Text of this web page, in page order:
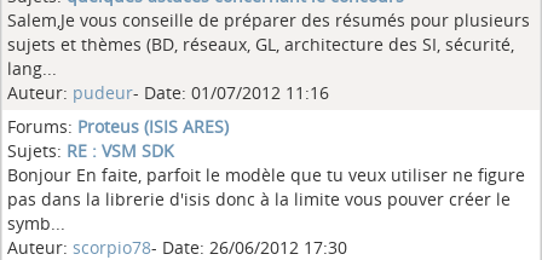
Salem,Je vous conseille de préparer des résumés pour plusieurs
sujets et thèmes (BD, réseaux, GL, architecture des SI, sécurité,
lang...
Auteur: pudeur- Date: 01/07/2012 11:16
Forums: Proteus (ISIS ARES)
Sujets: RE : VSM SDK
Bonjour En faite, parfoit le modèle que tu veux utiliser ne figure
pas dans la librerie d'isis donc à la limite vous pouver créer le
symb...
Auteur: scorpio78- Date: 26/06/2012 17:30